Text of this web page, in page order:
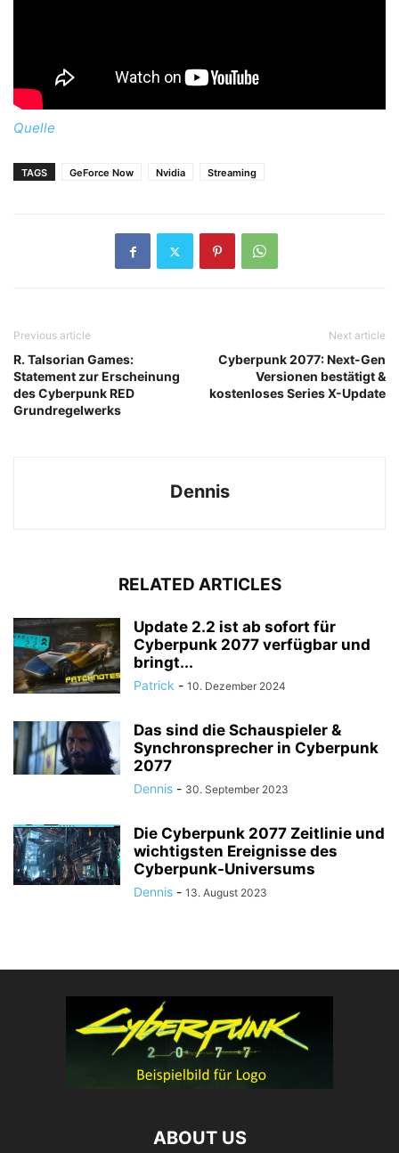
Quelle
TAGS GeForce Now Nvidia Streaming
Previous article
R. Talsorian Games:
Statement zur Erscheinung
des Cyberpunk RED
Grundregelwerks
Next article
Cyberpunk 2077: Next-Gen
Versionen bestätigt &
kostenloses Series X-Update
Dennis
RELATED ARTICLES
Update 2.2 ist ab sofort für
Cyberpunk 2077 verfügbar und
bringt...
Patrick - 10. Dezember 2024
Das sind die Schauspieler &
Synchronsprecher in Cyberpunk
2077
Dennis - 30. September 2023
Die Cyberpunk 2077 Zeitlinie und
wichtigsten Ereignisse des
Cyberpunk-Universums
Dennis - 13. August 2023
ABOUT US